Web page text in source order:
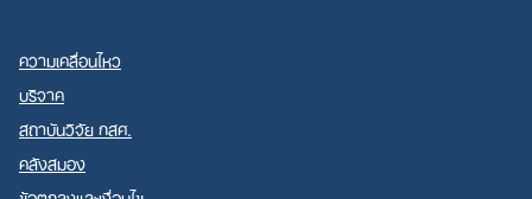
ความเคลื่อนไหว
บริจาค
สถาบันวิจัย กสศ.
คลังสมอง